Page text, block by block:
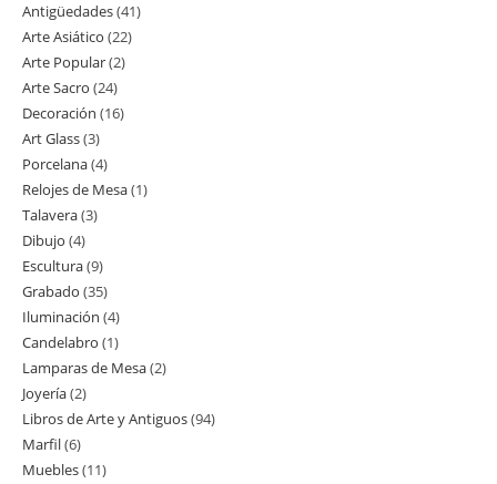
Antigüedades 4141
Arte Asiático 2222
Arte Popular 22
Arte Sacro 2424
productos
Decoración 1616
Art Glass 33
productos
Porcelana 44
productos
Relojes de Mesa 11
Talavera 33
Dibujo 44
productos
Escultura 99
productos
Grabado 3535
productos
Iluminación 44
productos
Candelabro 11
producto
Lamparas de Mesa 22
Joyería 22
productos
Libros de Arte y Antiguos 9494
Marfil 66
productos
Muebles 1111